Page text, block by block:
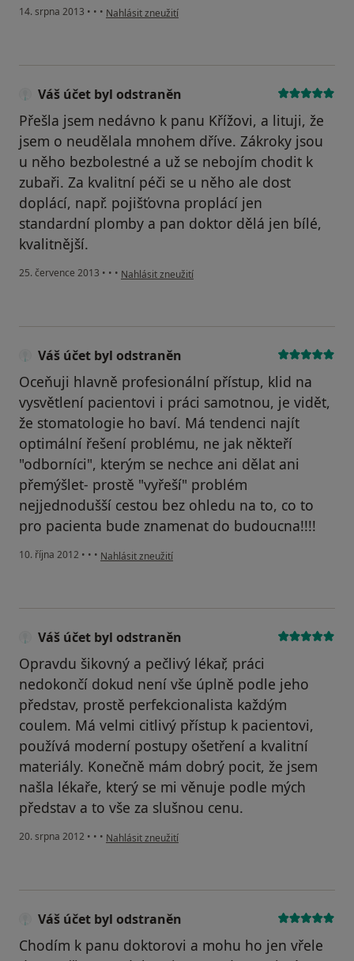
14. srpna 2013 • • • podle názoru uživatele Váš účet byl odstraněn
Nahlásit zneužití
Váš účet byl odstraněn
Přešla jsem nedávno k panu Křížovi, a lituji, že
jsem o neudělala mnohem dříve. Zákroky jsou
u něho bezbolestné a už se nebojím chodit k
zubaři. Za kvalitní péči se u něho ale dost
doplácí, např. pojišťovna proplácí jen
standardní plomby a pan doktor dělá jen bílé,
kvalitnější.
25. července 2013 • • • podle názoru uživatele Váš účet byl odstraněn
Nahlásit zneužití
Váš účet byl odstraněn
Oceňuji hlavně profesionální přístup, klid na
vysvětlení pacientovi i práci samotnou, je vidět,
že stomatologie ho baví. Má tendenci najít
optimální řešení problému, ne jak někteří
"odborníci", kterým se nechce ani dělat ani
přemýšlet- prostě "vyřeší" problém
nejjednodušší cestou bez ohledu na to, co to
pro pacienta bude znamenat do budoucna!!!!
10. října 2012 • • • podle názoru uživatele Váš účet byl odstraněn
Nahlásit zneužití
Váš účet byl odstraněn
Opravdu šikovný a pečlivý lékař, práci
nedokončí dokud není vše úplně podle jeho
představ, prostě perfekcionalista každým
coulem. Má velmi citlivý přístup k pacientovi,
používá moderní postupy ošetření a kvalitní
materiály. Konečně mám dobrý pocit, že jsem
našla lékaře, který se mi věnuje podle mých
představ a to vše za slušnou cenu.
20. srpna 2012 • • • podle názoru uživatele Váš účet byl odstraněn
Nahlásit zneužití
Váš účet byl odstraněn
Chodím k panu doktorovi a mohu ho jen vřele